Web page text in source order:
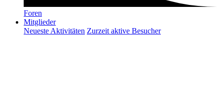
Foren
Mitglieder
Neueste Aktivitäten Zurzeit aktive Besucher